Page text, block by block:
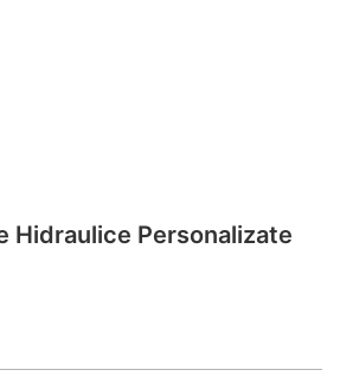
Hidraulice Personalizate